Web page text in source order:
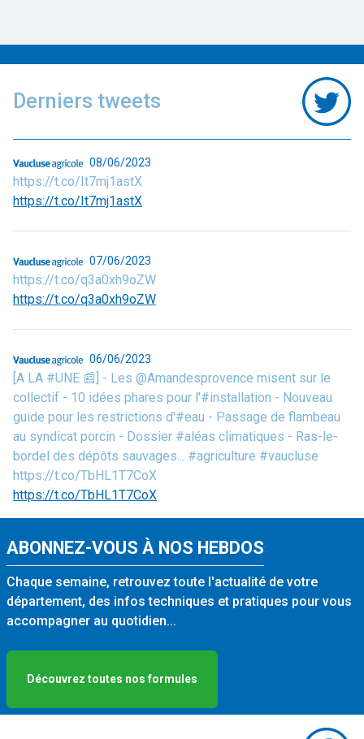
Derniers tweets
08/06/2023
https://t.co/It7mj1astX
https://t.co/It7mj1astX
07/06/2023
https://t.co/q3a0xh9oZW
https://t.co/q3a0xh9oZW
06/06/2023
[A LA #UNE 📰] - Les @Amandesprovence misent sur le
collectif - 10 idées phares pour l'#installation - Nouveau
guide pour les restrictions d'#eau - Passage de flambeau
au syndicat porcin - Dossier #aléas climatiques - Ras-le-
bordel des dépôts sauvages... #agriculture #vaucluse
https://t.co/TbHL1T7CoX
https://t.co/TbHL1T7CoX
ABONNEZ-VOUS À NOS HEBDOS
Chaque semaine, retrouvez toute l'actualité de votre
département, des infos techniques et pratiques pour vous
accompagner au quotidien...
Découvrez toutes nos formules